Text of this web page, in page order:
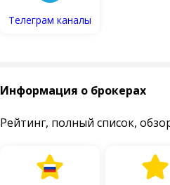
Телеграм каналы
Информация о брокерах
Рейтинг, полный список,